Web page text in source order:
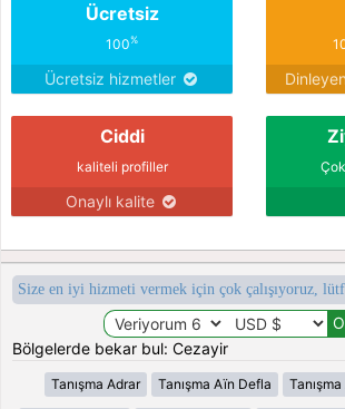
Ücretsiz
100%
Ücretsiz hizmetler
Ciddi
kaliteli profiller
Onaylı kalite
Size en iyi hizmeti vermek için çok çalışıyoruz,
Bölgelerde bekar bul: Cezayir
Tanışma Adrar Tanışma Aïn Defla